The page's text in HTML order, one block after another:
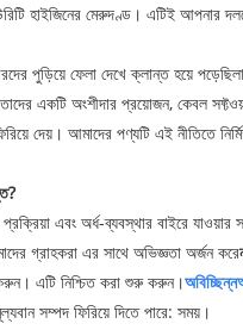
হাইজিনের মেরুদণ্ড। এটিই আপনার
পুড়িয়ে ফেলা দেখে ক্লান্ত হয়ে
একটি অংশীদার প্রয়োজন, কেবল
দেয়। আমাদের পণ্যটি এই
এবং অর্ধ-ব্যবস্থার বাইরে
গ্রাহকরা এর সাথে অভিজ্ঞতা অর্জন করে
করুন। এটি নিশ্চিত করা শুরু করুন।অবিচ্ছিন্ন
সম্পদ ফিরিয়ে দিতে পারে: সময়।